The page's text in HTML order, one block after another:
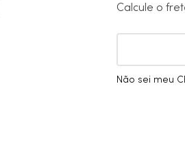
Calcule o
Não sei meu